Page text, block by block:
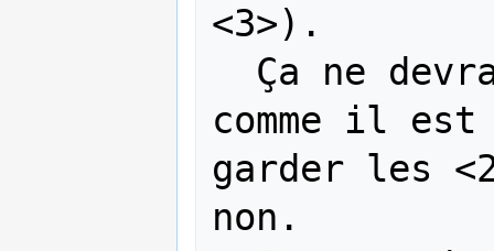
<3>).
comme il
garder les
non.